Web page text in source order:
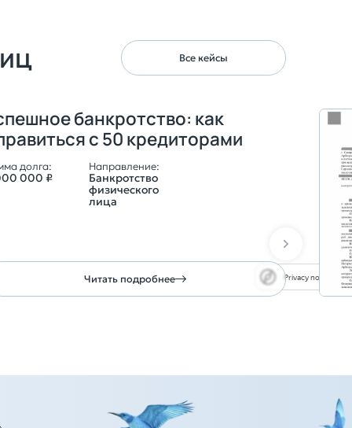
Все кейсы
банкротство: как
с 50 кредиторами
долга:
000 ₽
Направление:
Банкротство
физического
лица
Читать подробнее Privacy notice